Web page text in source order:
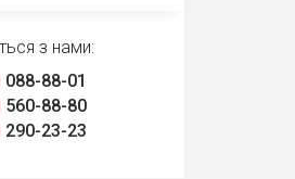
з нами:
088-88-01
560-88-80
290-23-23